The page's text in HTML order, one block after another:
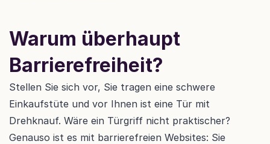
Warum überhaupt
Barrierefreiheit?
Stellen Sie sich vor, Sie tragen eine schwere
Einkaufstüte und vor Ihnen ist eine Tür mit
Drehknauf. Wäre ein Türgriff nicht praktischer?
Genauso ist es mit barrierefreien Websites: Sie